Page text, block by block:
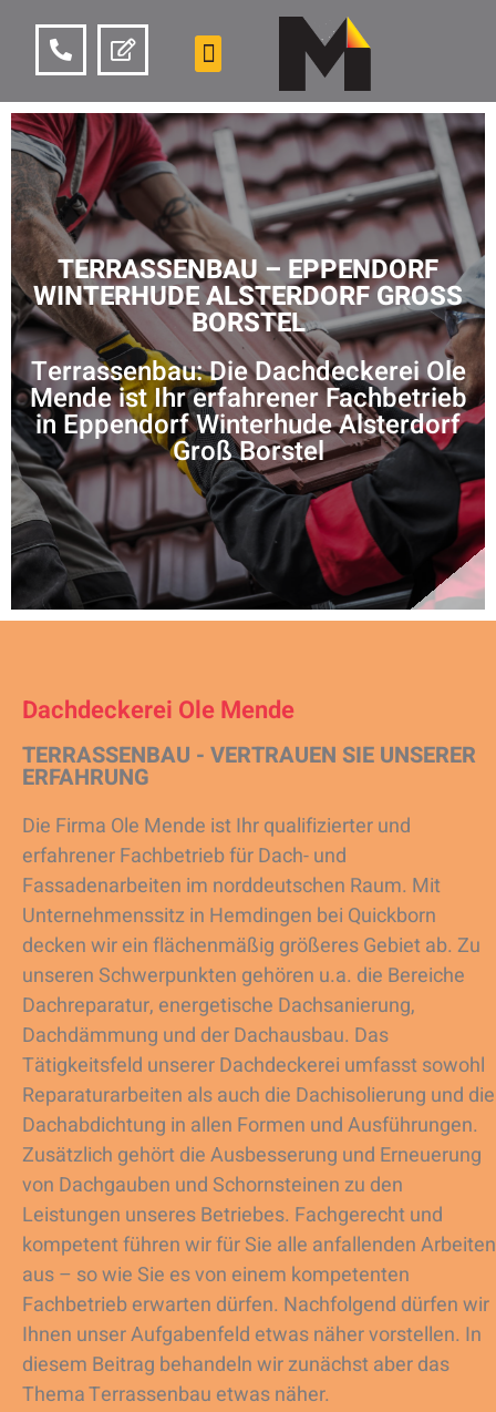
TERRASSENBAU – EPPENDORF
WINTERHUDE ALSTERDORF GROSS B
ORSTEL
Terrassenbau: Die Dachdeckerei Ole
Mende ist Ihr erfahrener Fachbetrieb
in Eppendorf Winterhude Alsterdorf
Groß Borstel
Dachdeckerei Ole Mende
TERRASSENBAU - VERTRAUEN SIE UNSERER
ERFAHRUNG
Die Firma Ole Mende ist Ihr qualifizierter und
erfahrener Fachbetrieb für Dach- und
Fassadenarbeiten im norddeutschen Raum. Mit
Unternehmenssitz in Hemdingen bei Quickborn
decken wir ein flächenmäßig größeres Gebiet ab. Zu
unseren Schwerpunkten gehören u.a. die Bereiche
Dachreparatur, energetische Dachsanierung,
Dachdämmung und der Dachausbau. Das
Tätigkeitsfeld unserer Dachdeckerei umfasst sowohl
Reparaturarbeiten als auch die Dachisolierung und die
Dachabdichtung in allen Formen und Ausführungen.
Zusätzlich gehört die Ausbesserung und Erneuerung
von Dachgauben und Schornsteinen zu den
Leistungen unseres Betriebes. Fachgerecht und
kompetent führen wir für Sie alle anfallenden Arbeiten
aus – so wie Sie es von einem kompetenten
Fachbetrieb erwarten dürfen. Nachfolgend dürfen wir
Ihnen unser Aufgabenfeld etwas näher vorstellen. In
diesem Beitrag behandeln wir zunächst aber das
Thema Terrassenbau etwas näher.